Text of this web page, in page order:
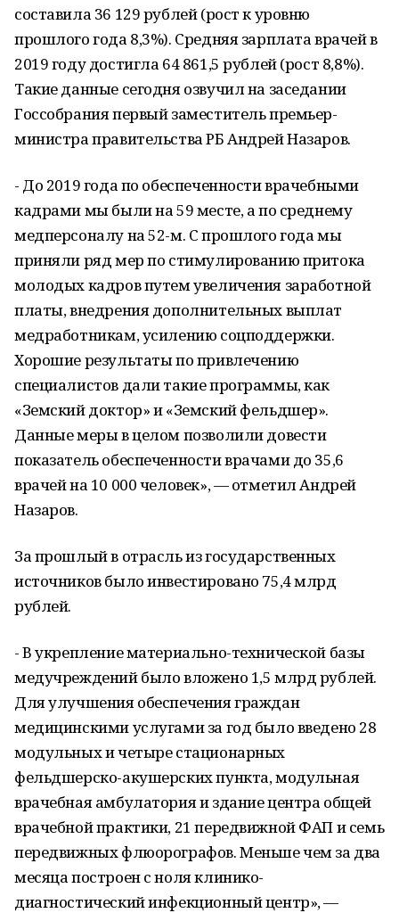
составила 36 129 рублей (рост к уровню
прошлого года 8,3%). Средняя зарплата врачей в
2019 году достигла 64 861,5 рублей (рост 8,8%).
Такие данные сегодня озвучил на заседании
Госсобрания первый заместитель премьер-
министра правительства РБ Андрей Назаров.
- До 2019 года по обеспеченности врачебными
кадрами мы были на 59 месте, а по среднему
медперсоналу на 52-м. С прошлого года мы
приняли ряд мер по стимулированию притока
молодых кадров путем увеличения заработной
платы, внедрения дополнительных выплат
медработникам, усилению соцподдержки.
Хорошие результаты по привлечению
специалистов дали такие программы, как
«Земский доктор» и «Земский фельдшер».
Данные меры в целом позволили довести
показатель обеспеченности врачами до 35,6
врачей на 10 000 человек», — отметил Андрей
Назаров.
За прошлый в отрасль из государственных
источников было инвестировано 75,4 млрд
рублей.
- В укрепление материально-технической базы
медучреждений было вложено 1,5 млрд рублей.
Для улучшения обеспечения граждан
медицинскими услугами за год было введено 28
модульных и четыре стационарных
фельдшерско-акушерских пункта, модульная
врачебная амбулатория и здание центра общей
врачебной практики, 21 передвижной ФАП и семь
передвижных флюорографов. Меньше чем за два
месяца построен с ноля клинико-
диагностический инфекционный центр», —